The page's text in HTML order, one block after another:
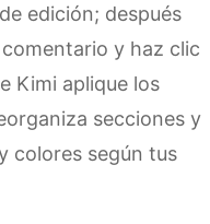
edición; después
y haz clic
Kimi aplique los
secciones y
colores según tus